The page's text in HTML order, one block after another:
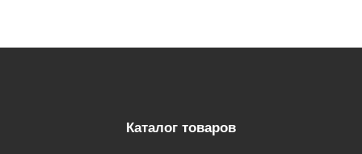
Каталог товаров